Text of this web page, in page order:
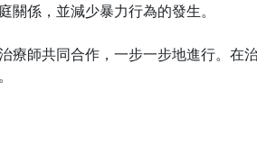
係，並減少暴力行為的發生。
療師共同合作，一步一步地進行。在